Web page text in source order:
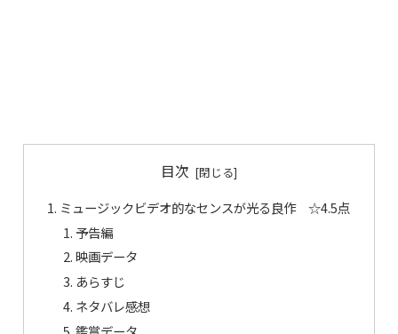
目次
ミュージックビデオ的なセンスが光る良作 ☆4.5点
予告編
映画データ
あらすじ
ネタバレ感想